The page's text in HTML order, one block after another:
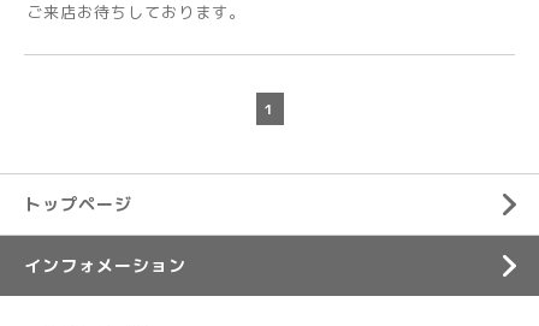
ご来店お待ちしております。
1
トップページ
インフォメーション